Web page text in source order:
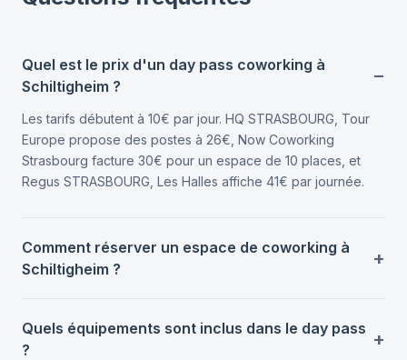
Quel est le prix d'un day pass coworking à
Schiltigheim ?
Les tarifs débutent à 10€ par jour. HQ STRASBOURG, Tour
Europe propose des postes à 26€, Now Coworking
Strasbourg facture 30€ pour un espace de 10 places, et
Regus STRASBOURG, Les Halles affiche 41€ par journée.
Comment réserver un espace de coworking à
Schiltigheim ?
Quels équipements sont inclus dans le day pass
?